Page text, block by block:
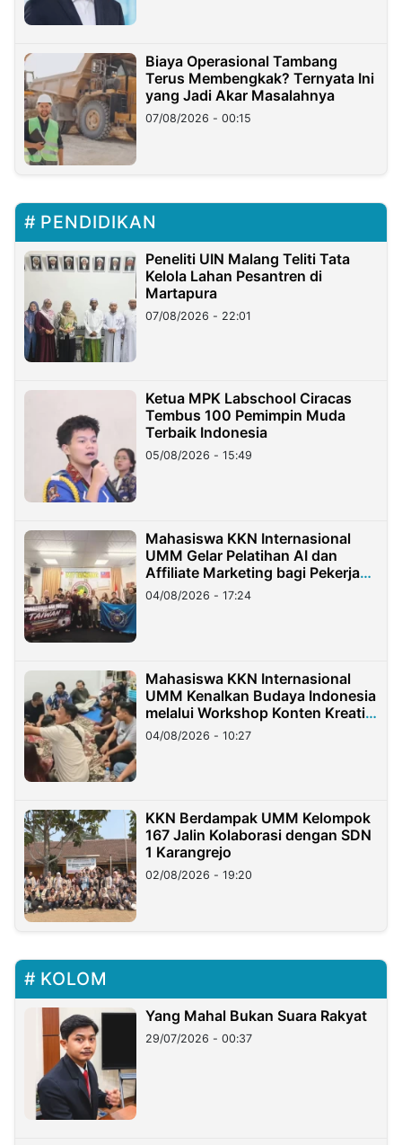
Biaya Operasional Tambang
Terus Membengkak? Ternyata Ini
yang Jadi Akar Masalahnya
07/08/2026 - 00:15
PENDIDIKAN
Peneliti UIN Malang Teliti Tata
Kelola Lahan Pesantren di
Martapura
07/08/2026 - 22:01
Ketua MPK Labschool Ciracas
Tembus 100 Pemimpin Muda
Terbaik Indonesia
05/08/2026 - 15:49
Mahasiswa KKN Internasional
UMM Gelar Pelatihan AI dan
Affiliate Marketing bagi Pekerja
Migran Indonesia di Taiwan
04/08/2026 - 17:24
Mahasiswa KKN Internasional
UMM Kenalkan Budaya Indonesia
melalui Workshop Konten Kreatif
di Taiwan
04/08/2026 - 10:27
KKN Berdampak UMM Kelompok
167 Jalin Kolaborasi dengan SDN
1 Karangrejo
02/08/2026 - 19:20
KOLOM
Yang Mahal Bukan Suara Rakyat
29/07/2026 - 00:37